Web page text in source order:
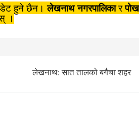
हुने छैन।लेखनाथ नगरपालिकार
।
लेखनाथ: सात तालको बगैचा शहर